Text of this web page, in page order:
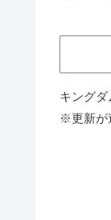
キング
※更新が